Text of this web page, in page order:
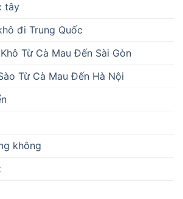
tây
đi Trung Quốc
Từ Cà Mau Đến Sài Gòn
Từ Cà Mau Đến Hà Nội
không